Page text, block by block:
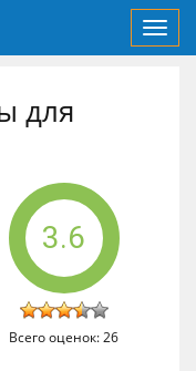
для
3.6
Всего оценок:26